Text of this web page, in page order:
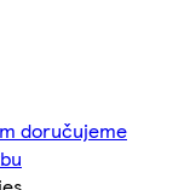
doručujeme